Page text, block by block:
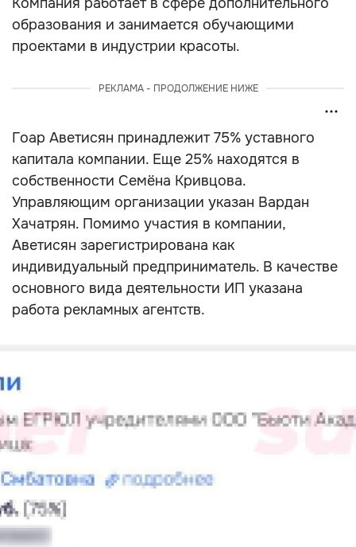
образования и занимается обучающими
проектами в индустрии красоты.
РЕКЛАМА - ПРОДОЛЖЕНИЕ НИЖЕ
Гоар Аветисян принадлежит 75% уставного
капитала компании. Еще 25% находятся в
собственности Семёна Кривцова.
Управляющим организации указан Вардан
Хачатрян. Помимо участия в компании,
Аветисян зарегистрирована как
индивидуальный предприниматель. В качестве
основного вида деятельности ИП указана
работа рекламных агентств.